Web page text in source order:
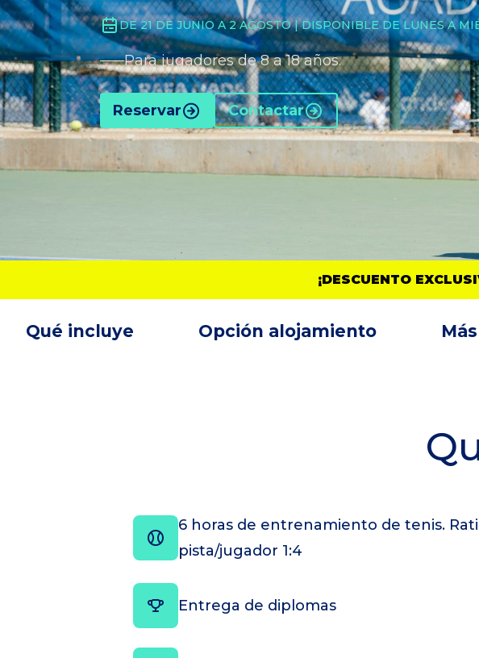
DE 21 DE JUNIO A 2 AGOSTO | DISPONIBLE DE LUNES A
Para jugadores de 8 a 18 años.
Reservar Contactar
EXCLUSIVO DEL 20% EN VUELOS AIR EUROPAPARA JUGADORES
Qué incluye Opción alojamiento
6 horas de entrenamiento de tenis.
pista/jugador 1:4
Entrega de diplomas